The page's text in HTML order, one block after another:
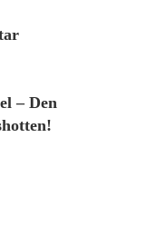
– Den